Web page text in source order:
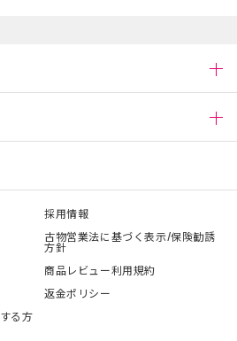
採用情報
古物営業法に基づく表示/保険勧誘
方針
商品レビュー利用規約
返金ポリシー
る方